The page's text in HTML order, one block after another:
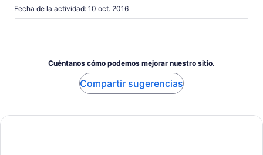
Fecha de la actividad: 10 oct. 2016
Cuéntanos cómo podemos mejorar nuestro sitio.
Compartir sugerencias